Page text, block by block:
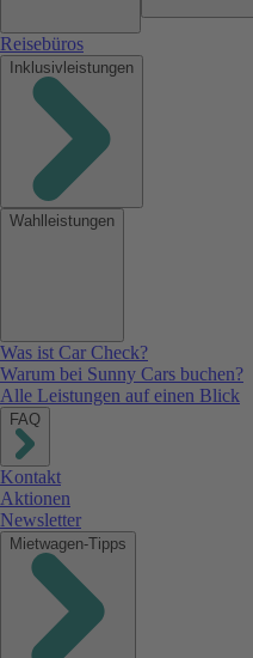
Reisebüros
Inklusivleistungen
Wahlleistungen
Was ist Car Check?
Warum bei Sunny Cars buchen?
Alle Leistungen auf einen Blick
FAQ
Kontakt
Aktionen
Newsletter
Mietwagen-Tipps